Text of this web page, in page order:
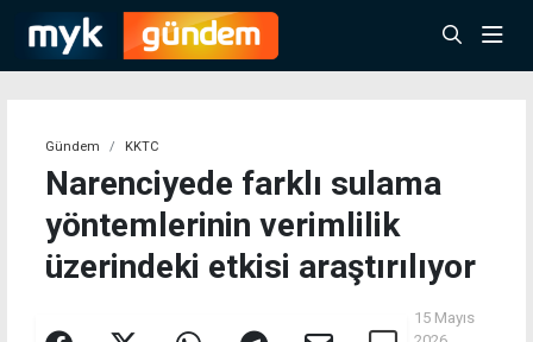
Gündem KKTC
Narenciyede farklı sulama
yöntemlerinin verimlilik
üzerindeki etkisi araştırılıyor
15 Mayıs